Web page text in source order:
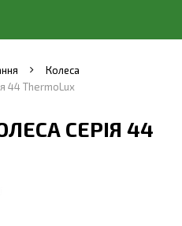
Колеса
44 ThermoLux
СЕРІЯ 44